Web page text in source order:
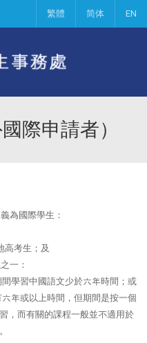
繁體 简体 EN
際申請者）
為國際學生：
高考生；及
一：
學習中國語文少於六年時間；或
年或以上時間，但期間是按一個
，而有關的課程一般並不適用於